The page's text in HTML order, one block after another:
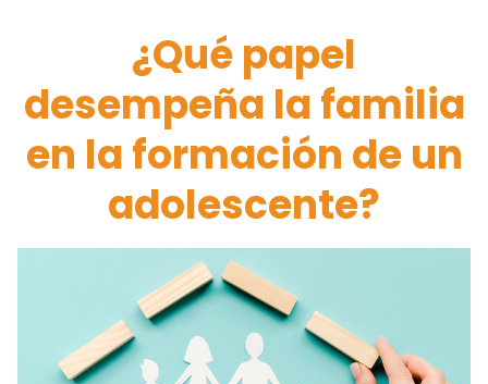
¿Qué papel
desempeña la familia
en la formación de un
adolescente?